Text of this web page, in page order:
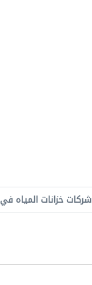
شركات خزانات المياه